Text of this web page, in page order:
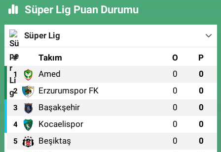
Süper Lig Puan Durumu
Süper Lig
# Takım O P
1 Amed 0 0
2 Erzurumspor FK 0 0
3 Başakşehir 0 0
4 Kocaelispor 0 0
5 Beşiktaş 0 0